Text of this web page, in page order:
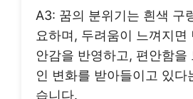
A3: 꿈의 분위기는 흰색 구
요하며, 두려움이 느껴지면
안감을 반영하고, 편안함을
인 변화를 받아들이고 있다
습니다.